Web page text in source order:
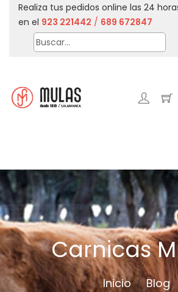
Realiza tus pedidos online las 24
en el 923 221442 / 689 672847
Carnicas
Inicio / Blog